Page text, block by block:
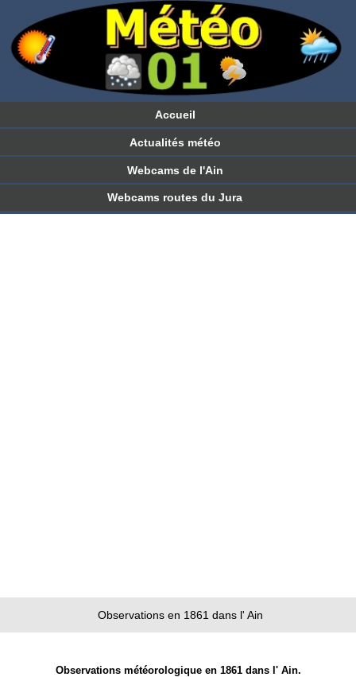
Accueil
Actualités météo
Webcams de l'Ain
Webcams routes du Jura
Observations en 1861 dans l' Ain
Observations météorologique en 1861 dans l' Ain.